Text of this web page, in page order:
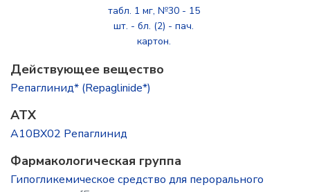
табл. 1 мг, №30 - 15
шт. - бл. (2) - пач.
картон.
Действующее вещество
Репаглинид* (Repaglinide*)
ATX
A10BX02 Репаглинид
Фармакологическая группа
Гипогликемическое средство для перорального